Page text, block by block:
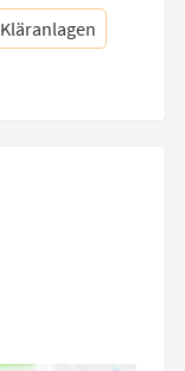
Kläranlagen